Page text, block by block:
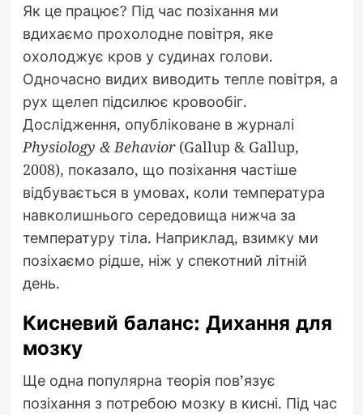
Як це працює? Під час позіхання ми
вдихаємо прохолодне повітря, яке
охолоджує кров у судинах голови.
Одночасно видих виводить тепле повітря, а
рух щелеп підсилює кровообіг.
Дослідження, опубліковане в журналі
Physiology & Behavior(Gallup & Gallup,
2008), показало, що позіхання частіше
відбувається в умовах, коли температура
навколишнього середовища нижча за
температуру тіла. Наприклад, взимку ми
позіхаємо рідше, ніж у спекотний літній
день.
Кисневий баланс: Дихання для
мозку
Ще одна популярна теорія пов’язує
позіхання з потребою мозку в кисні. Під час